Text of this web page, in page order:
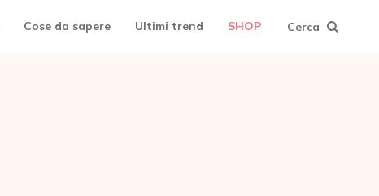
Cose da sapere Ultimi trend SHOP Cerca